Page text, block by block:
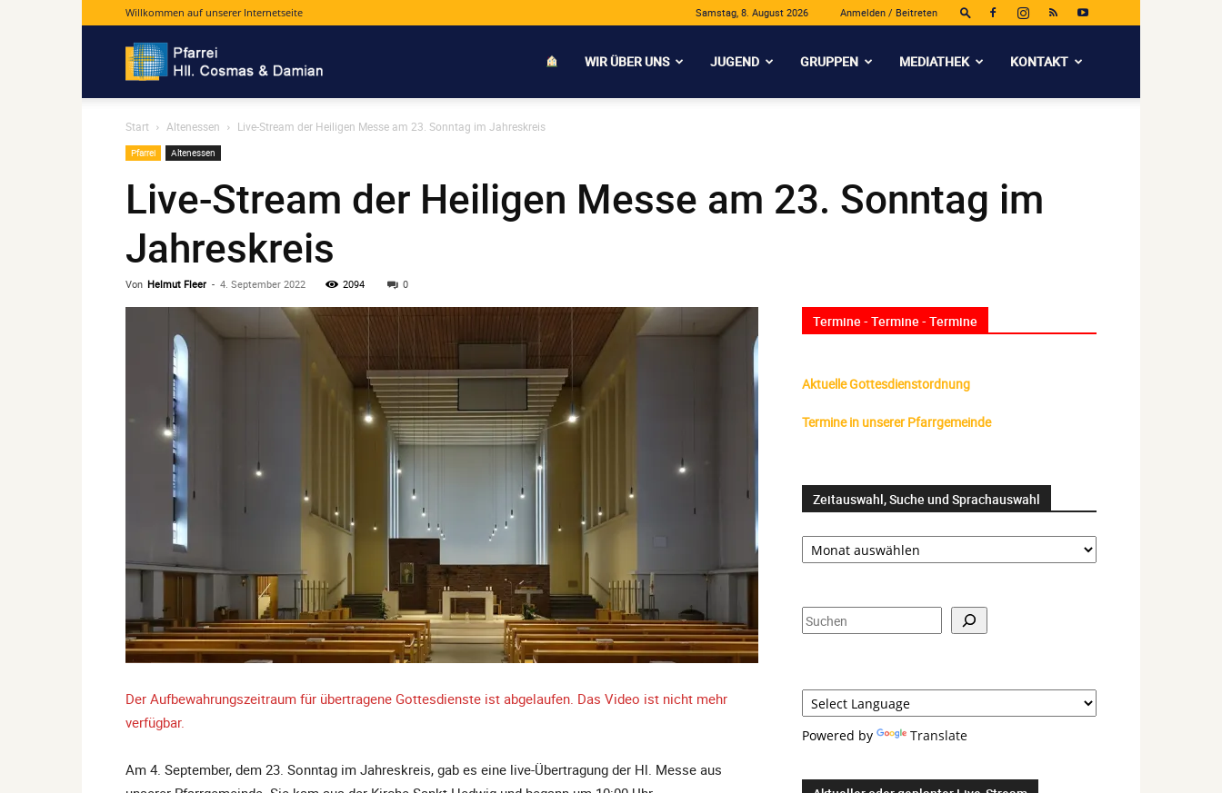
Samstag, 8. August 2026 Anmelden / Beitreten
Willkommen auf unserer Internetseite
Hll.
Cosmas
und
Damian
WIR ÜBER UNS JUGEND GRUPPEN MEDIATHEK KONTAKT
Start Altenessen Live-Stream der Heiligen Messe am 23. Sonntag im Jahreskreis
Pfarrei Altenessen
Live-Stream der Heiligen Messe am 23. Sonntag im
Jahreskreis
Von Helmut Fleer - 4. September 2022 2094 0
Der Aufbewahrungszeitraum für übertragene Gottesdienste ist abgelaufen. Das Video ist nicht mehr
verfügbar.
Am 4. September, dem 23. Sonntag im Jahreskreis, gab es eine live-Übertragung der Hl. Messe aus
Termine - Termine - Termine
Aktuelle Gottesdienstordnung
Termine in unserer Pfarrgemeinde
Zeitauswahl, Suche und Sprachauswahl
Zeitauswahl,
Suche
Suchen
Powered by Translate